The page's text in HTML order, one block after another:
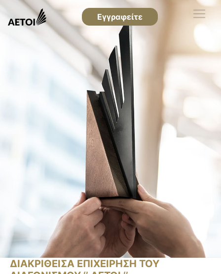
Εγγραφείτε
ΔΙΑΚΡΙΘΕΙΣΑ ΕΠΙΧΕΙΡΗΣΗ ΤΟΥ